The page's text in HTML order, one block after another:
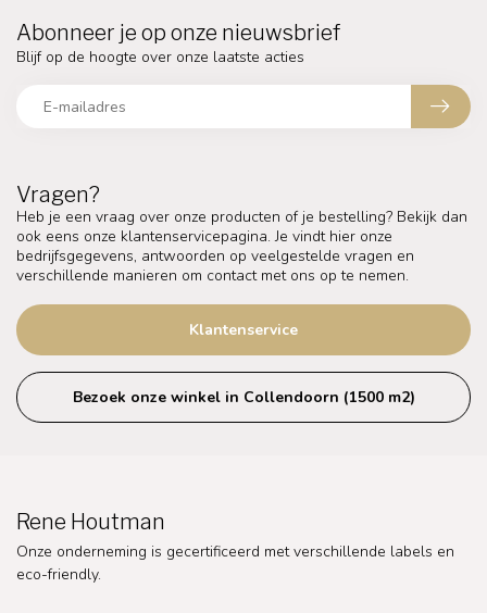
Vragen?
Heb je een vraag over onze producten of je bestelling? Bekijk dan
ook eens onze klantenservicepagina. Je vindt hier onze
bedrijfsgegevens, antwoorden op veelgestelde vragen en
verschillende manieren om contact met ons op te nemen.
Klantenservice
Bezoek onze winkel in Collendoorn (1500 m2)
Abonneer je op onze nieuwsbrief
Blijf op de hoogte over onze laatste acties
Rene Houtman
Onze onderneming is gecertificeerd met verschillende labels en
eco-friendly.